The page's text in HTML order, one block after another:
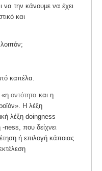
να την κάνουμε να έχει
και
καπέλα.
«η οντότητα και η
Η λέξη
λέξη doingness
που δείχνει
ή επιλογή κάποιας